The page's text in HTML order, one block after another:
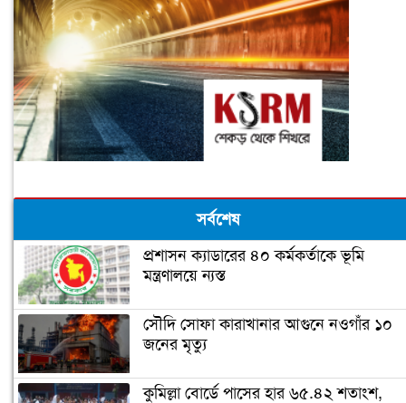
সর্বশেষ
প্রশাসন ক্যাডারের ৪০ কর্মকর্তাকে ভূমি
মন্ত্রণালয়ে ন্যস্ত
সৌদি সোফা কারাখানার আগুনে নওগাঁর ১০
জনের মৃত্যু
কুমিল্লা বোর্ডে পাসের হার ৬৫.৪২ শতাংশ,